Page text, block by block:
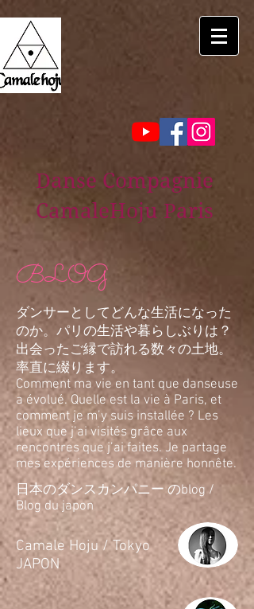
Danse Compagnie
CamaleHoju Paris
BLOG
ダンサーとしてどんな生活になった
のか。パリの生活や暮らしぶりは？
出会ったご縁で訪れる数々の土地。
率直に綴ります。
Comment ma vie en tant que danseuse
a évolué. Quelle est la vie à Paris, et
comment je m’y suis installée ? Les
lieux que j’ai visités grâce aux
rencontres que j’ai faites. Je partage
mes expériences de manière honnête.
日本のダンスカンパニー のblog /
Blog du japon
​Camale Hoju / Tokyo
JAPON